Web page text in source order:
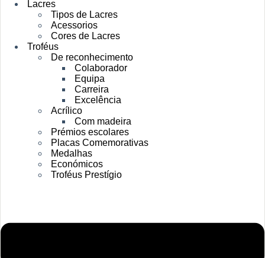
Lacres
Tipos de Lacres
Acessorios
Cores de Lacres
Troféus
De reconhecimento
Colaborador
Equipa
Carreira
Excelência
Acrílico
Com madeira
Prémios escolares
Placas Comemorativas
Medalhas
Económicos
Troféus Prestígio